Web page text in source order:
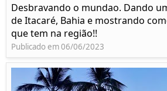
Desbravando o mundao. Dando
de Itacaré, Bahia e mostrando
que tem na região!!
Publicado em 06/06/2023